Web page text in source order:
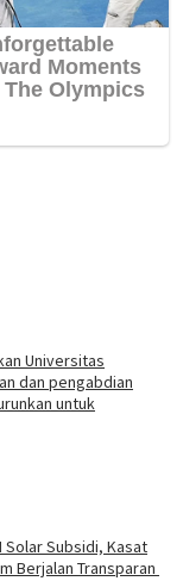
Universitas
dan pengabdian
untuk
Solar Subsidi, Kasat
Berjalan Transparan